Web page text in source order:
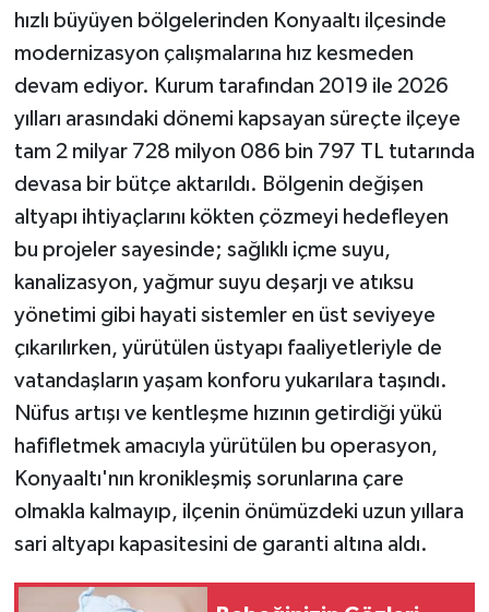
hızlı büyüyen bölgelerinden Konyaaltı ilçesinde
modernizasyon çalışmalarına hız kesmeden
devam ediyor. Kurum tarafından 2019 ile 2026
yılları arasındaki dönemi kapsayan süreçte ilçeye
tam 2 milyar 728 milyon 086 bin 797 TL tutarında
devasa bir bütçe aktarıldı. Bölgenin değişen
altyapı ihtiyaçlarını kökten çözmeyi hedefleyen
bu projeler sayesinde; sağlıklı içme suyu,
kanalizasyon, yağmur suyu deşarjı ve atıksu
yönetimi gibi hayati sistemler en üst seviyeye
çıkarılırken, yürütülen üstyapı faaliyetleriyle de
vatandaşların yaşam konforu yukarılara taşındı.
Nüfus artışı ve kentleşme hızının getirdiği yükü
hafifletmek amacıyla yürütülen bu operasyon,
Konyaaltı'nın kronikleşmiş sorunlarına çare
olmakla kalmayıp, ilçenin önümüzdeki uzun yıllara
sari altyapı kapasitesini de garanti altına aldı.